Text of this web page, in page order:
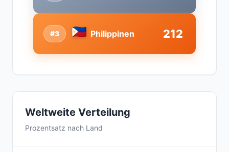
#3 Philippinen 212
Weltweite Verteilung
Prozentsatz nach Land